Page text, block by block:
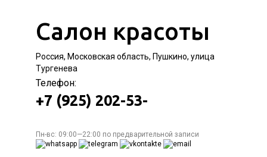
Салон красоты
Россия, Московская область, Пушкино, улица
Тургенева
Телефон:
+7 (925) 202-53-
Пн-вс: 09:00—22:00 по предварительной записи